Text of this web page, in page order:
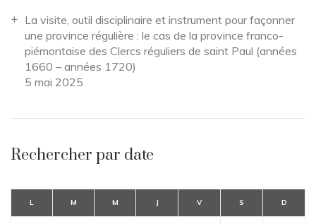
La visite, outil disciplinaire et instrument pour façonner
une province régulière : le cas de la province franco-
piémontaise des Clercs réguliers de saint Paul (années
1660 – années 1720)
5 mai 2025
Rechercher par date
L M M J V S D